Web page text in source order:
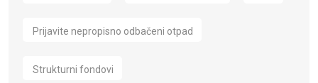
Prijavite nepropisno odbačeni otpad
Strukturni fondovi